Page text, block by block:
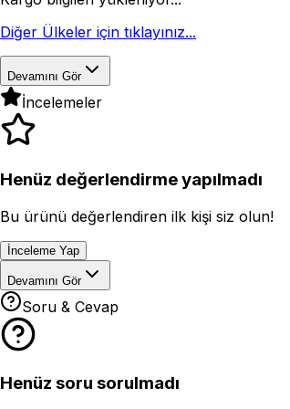
Diğer Ülkeler için tıklayınız...
Devamını Gör
İncelemeler
Henüz değerlendirme yapılmadı
Bu ürünü değerlendiren ilk kişi siz olun!
İnceleme Yap
Devamını Gör
Soru & Cevap
Henüz soru sorulmadı